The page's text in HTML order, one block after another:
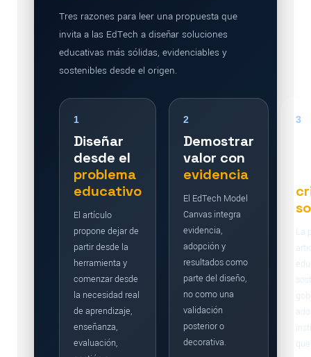
Tres razones para leer una propuesta que
invita a las EdTech a diseñar soluciones
educativas más sólidas, evidenciables y
sostenibles desde el origen.
1
Diseñar
desde el
problema
educativo
El artículo
propone dejar de
partir desde la
herramienta y
comenzar desde
la necesidad real
de aprendizaje,
enseñanza,
evaluación,
2
Demostrar
valor con
evidencia
El EdTech Model
Canvas integra
evidencia,
adopción y
resultados como
parte del diseño,
no como una
validación
posterior o
decorativa.
3
La